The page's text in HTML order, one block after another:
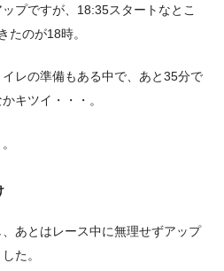
プですが、18:35スタートなとこ
たのが18時。
レの準備もある中で、あと35分で
キツイ・・・。
あとはレース中に無理せずアップ
た。